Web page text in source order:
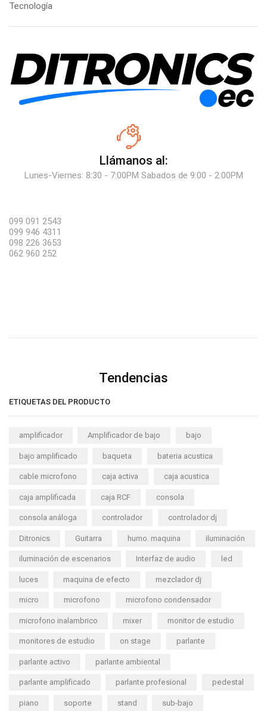
Tecnología
Llámanos al:
Lunes-Viernes: 8:30 - 7:00PM Sabados de 9:00 - 2:00PM
099 091 2543
099 946 4311
098 226 3653
062 960 252
Tendencias
ETIQUETAS DEL PRODUCTO
amplificador Amplificador de bajo bajo
bajo amplificado baqueta bateria acustica
cable microfono caja activa caja acustica
caja amplificada caja RCF consola
consola análoga controlador controlador dj
Ditronics Guitarra humo. maquina iluminación
iluminación de escenarios Interfaz de audio led
luces maquina de efecto mezclador dj
micro microfono microfono condensador
microfono inalambrico mixer monitor de estudio
monitores de estudio on stage parlante
parlante activo parlante ambiental
parlante amplificado parlante profesional pedestal
piano soporte stand sub-bajo